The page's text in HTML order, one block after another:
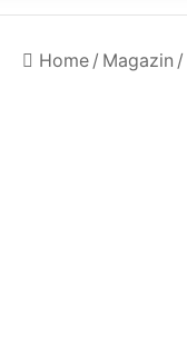
Home / Magazin /